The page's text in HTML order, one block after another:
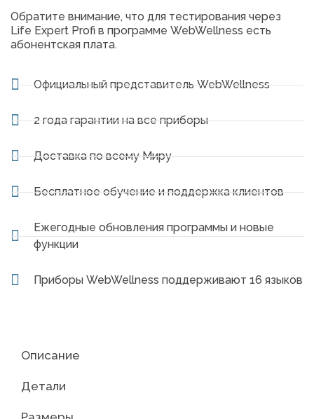
Обратите внимание, что для тестирования через
Life Expert Profi в программе WebWellness есть
абонентская плата.
Официальный представитель WebWellness
2 года гарантии на все приборы
Доставка по всему Миру
Бесплатное обучение и поддержка клиентов
Ежегодные обновления программы и новые
функции
Приборы WebWellness поддерживают 16 языков
Описание
Детали